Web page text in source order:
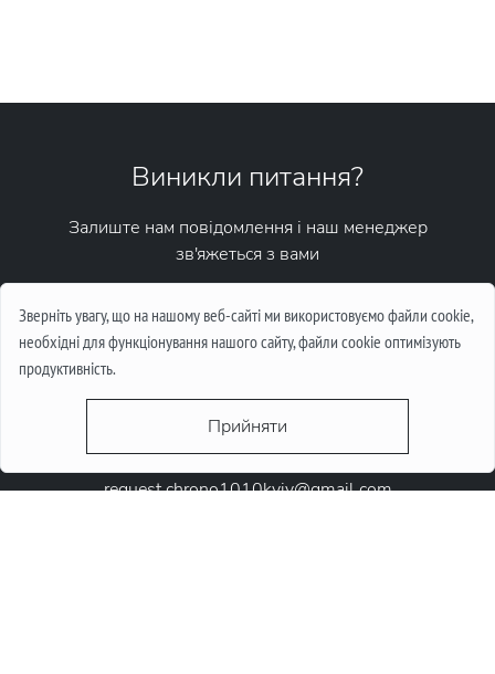
Зверніть увагу, що на нашому веб-сайті ми використовуємо файли cookie,
необхідні для функціонування нашого сайту, файли cookie оптимізують
продуктивність.
Прийняти
request.chrono1010kyiv@gmail.com
Виникли питання?
Залиште нам повідомлення і наш менеджер
зв'яжеться з вами
Написати повідомлення